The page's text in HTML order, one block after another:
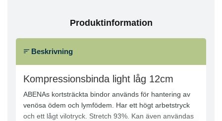
Produktinformation
Beskrivning
Kompressionsbinda light låg 12cm
ABENAs kortsträckta bindor används för hantering av
venösa ödem och lymfödem. Har ett högt arbetstryck
och ett lågt vilotryck. Stretch 93%. Kan även användas